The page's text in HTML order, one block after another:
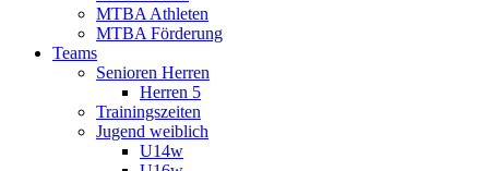
MTBA Athleten
MTBA Förderung
Teams
Senioren Herren
Herren 5
Trainingszeiten
Jugend weiblich
U14w